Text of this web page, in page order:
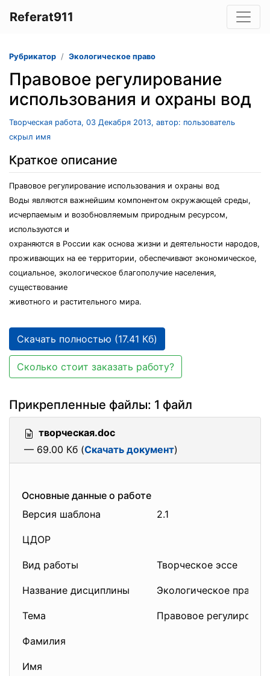
Referat911
Рубрикатор Экологическое право
Правовое регулирование
использования и охраны вод
Творческая работа, 03 Декабря 2013, автор: пользователь
скрыл имя
Краткое описание
Правовое регулирование использования и охраны вод
Воды являются важнейшим компонентом окружающей среды,
исчерпаемым и возобновляемым природным ресурсом,
используются и
охраняются в России как основа жизни и деятельности народов,
проживающих на ее территории, обеспечивают экономическое,
социальное, экологическое благополучие населения,
существование
животного и растительного мира.
Скачать полностью (17.41 Кб)
Сколько стоит заказать работу?
Прикрепленные файлы: 1 файл
творческая.doc
— 69.00 Кб (Скачать документ)
Основные данные о работе
Версия шаблона
2.1
ЦДОР
Вид работы Творческое эссе
Название дисциплины Экологическое право
Тема Правовое
Фамилия
Имя